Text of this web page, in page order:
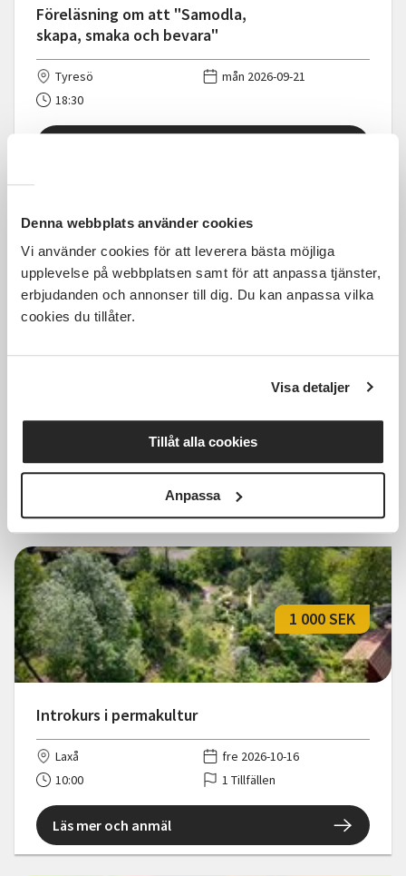
Denna webbplats använder cookies
Vi använder cookies för att leverera bästa möjliga
upplevelse på webbplatsen samt för att anpassa tjänster,
erbjudanden och annonser till dig. Du kan anpassa vilka
cookies du tillåter.
Visa detaljer
Tillåt alla cookies
Anpassa
Föreläsning om att "Samodla,
skapa, smaka och bevara"
Tyresö
mån 2026-09-21
18:30
150 SEK
Distans
sön 2026-08-09
Läs mer och anmäl
Introkurs i permakultur
1 000 SEK
Laxå
fre 2026-10-16
10:00
1 Tillfällen
Läs mer och anmäl